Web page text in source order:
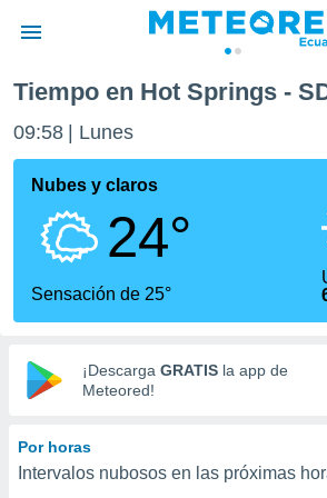
de
ha
calidad.
a este
las
y
digital
basada
Tiempo en Hot Springs -
09:58 Lunes
Nubes y claros
24°
Sensación de 25°
¡Descarga GRATIS la app de
Meteored!
Por horas
Intervalos nubosos en las próximas